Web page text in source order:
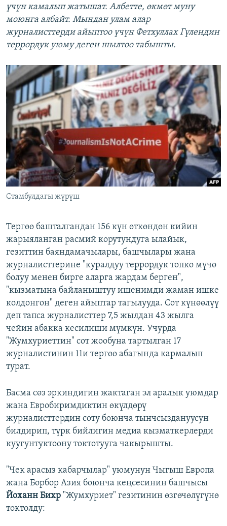
үчүн камалып жатышат. Албетте, өкмөт муну
моюнга албайт. Мындан улам алар
журналисттерди айыптоо үчүн Фетхуллах Гүлендин
террордук уюму деген шылтоо табышты.
Стамбулдагы жүрүш
Тергөө башталгандан 156 күн өткөндөн кийин
жарыяланган расмий корутундуга ылайык,
гезиттин баяндамачылары, башчылары жана
журналисттерине "куралдуу террордук топко мүчө
болуу менен бирге аларга жардам берген",
"кызматына байланыштуу ишенимди жаман ишке
колдонгон" деген айыптар тагылууда. Сот күнөөлүү
деп тапса журналисттер 7,5 жылдан 43 жылга
чейин абакка кесилиши мүмкүн. Учурда
"Жумхуриеттин" сот жообуна тартылган 17
журналистинин 11и тергөө абагында кармалып
турат.
Басма сөз эркиндигин жактаган эл аралык уюмдар
жана Евробиримдиктин өкүлдөрү
журналисттердин соту боюнча тынчсыздануусун
билдирип, түрк бийлигин медиа кызматкерлерди
куугунтуктоону токтотууга чакырышты.
"Чек арасыз кабарчылар" уюмунун Чыгыш Европа
жана Борбор Азия боюнча кеңсесинин башчысы
Йоханн Бихр "Жумхуриет" гезитинин өзгөчөлүгүнө
токтолду: